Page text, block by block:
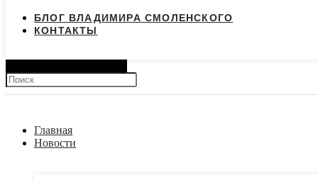
БЛОГ ВЛАДИМИРА СМОЛЕНСКОГО
КОНТАКТЫ
Главная
Новости